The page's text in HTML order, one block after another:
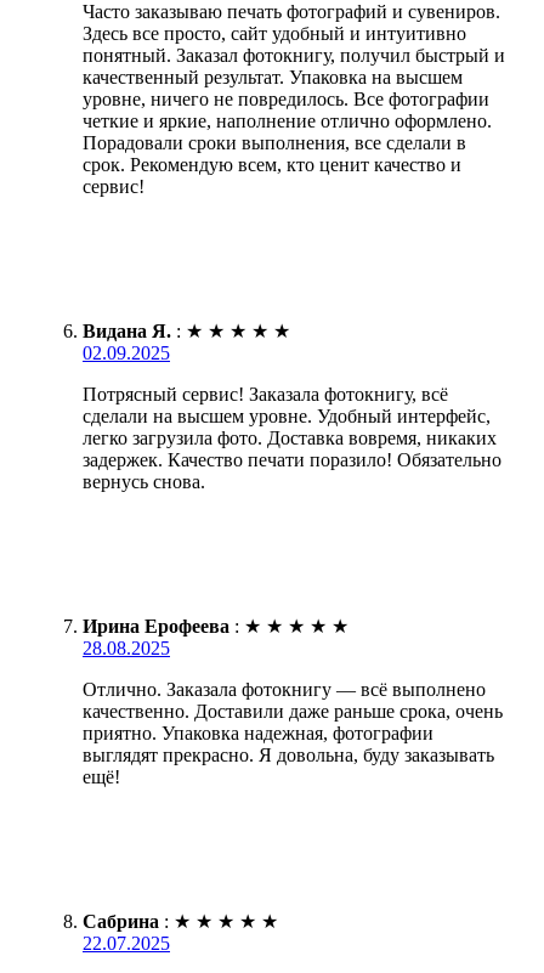
Часто заказываю печать фотографий и сувениров.
Здесь все просто, сайт удобный и интуитивно
понятный. Заказал фотокнигу, получил быстрый и
качественный результат. Упаковка на высшем
уровне, ничего не повредилось. Все фотографии
четкие и яркие, наполнение отлично оформлено.
Порадовали сроки выполнения, все сделали в
срок. Рекомендую всем, кто ценит качество и
сервис!
Видана Я. : ★ ★ ★ ★ ★
02.09.2025
Потрясный сервис! Заказала фотокнигу, всё
сделали на высшем уровне. Удобный интерфейс,
легко загрузила фото. Доставка вовремя, никаких
задержек. Качество печати поразило! Обязательно
вернусь снова.
Ирина Ерофеева : ★ ★ ★ ★ ★
28.08.2025
Отлично. Заказала фотокнигу — всё выполнено
качественно. Доставили даже раньше срока, очень
приятно. Упаковка надежная, фотографии
выглядят прекрасно. Я довольна, буду заказывать
ещё!
Сабрина : ★ ★ ★ ★ ★
22.07.2025